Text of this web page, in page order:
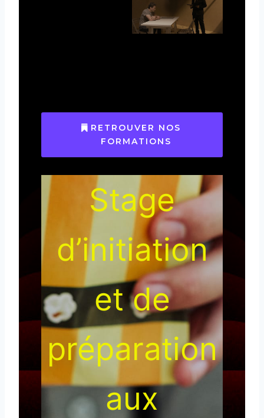
RETROUVER NOS
FORMATIONS
Stage
d’initiation
et de
préparation
aux